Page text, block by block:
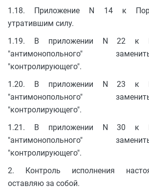
1.18. Приложение N 14 к
утратившим силу.
1.19. В приложении N 22 к
"антимонопольного"
"контролирующего".
1.20. В приложении N 23 к
"антимонопольного"
"контролирующего".
1.21. В приложении N 30 к
"антимонопольного"
"контролирующего".
2. Контроль исполнения
оставляю за собой.